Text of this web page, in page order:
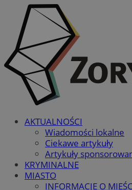
AKTUALNOŚCI
Wiadomości lokalne
Ciekawe artykuły
Artykuły
KRYMINALNE
MIASTO
INFORMACJE O